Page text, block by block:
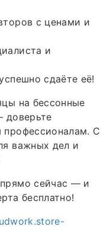
с ценами и
и
сдаёте её!
на бессонные
доверьте
профессионалам. С
важных дел и
сейчас — и
бесплатно!